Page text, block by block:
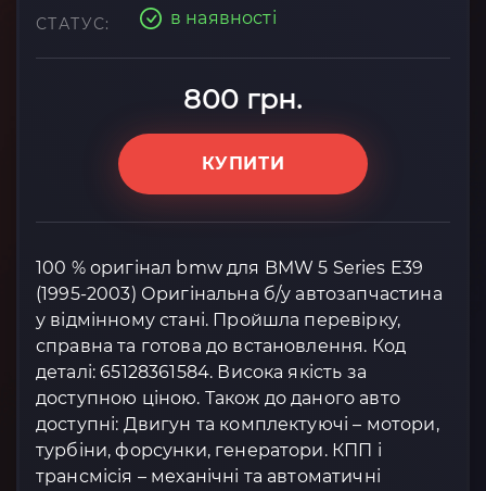
СТАТУС:
в наявності
800 грн.
КУПИТИ
100 % оригінал bmw для BMW 5 Series E39
(1995-2003) Оригінальна б/у автозапчастина
у відмінному стані. Пройшла перевірку,
справна та готова до встановлення. Код
деталі: 65128361584. Висока якість за
доступною ціною. Також до даного авто
доступні: Двигун та комплектуючі – мотори,
турбіни, форсунки, генератори. КПП і
трансмісія – механічні та автоматичні